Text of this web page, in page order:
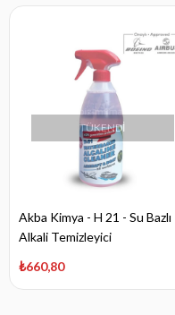
TÜKENDI
Akba Kimya - H 21 - Su Bazlı
Alkali Temizleyici
₺660,80